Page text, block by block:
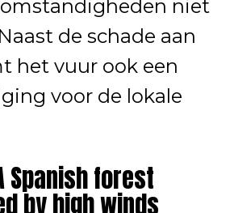
niet
de schade aan
het vuur ook een
voor de lokale
Spanish forest
by high winds